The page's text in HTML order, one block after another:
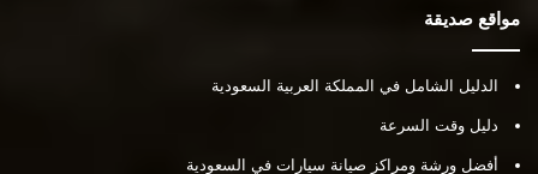
مواقع صديقة
الدليل الشامل في المملكة العربية السعودية
دليل وقت السرعة
أفضل ورشة ومراكز صيانة سيارات في السعودية